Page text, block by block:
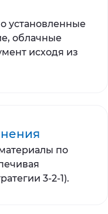
установленные
облачные
исходя из
по
3-2-1).